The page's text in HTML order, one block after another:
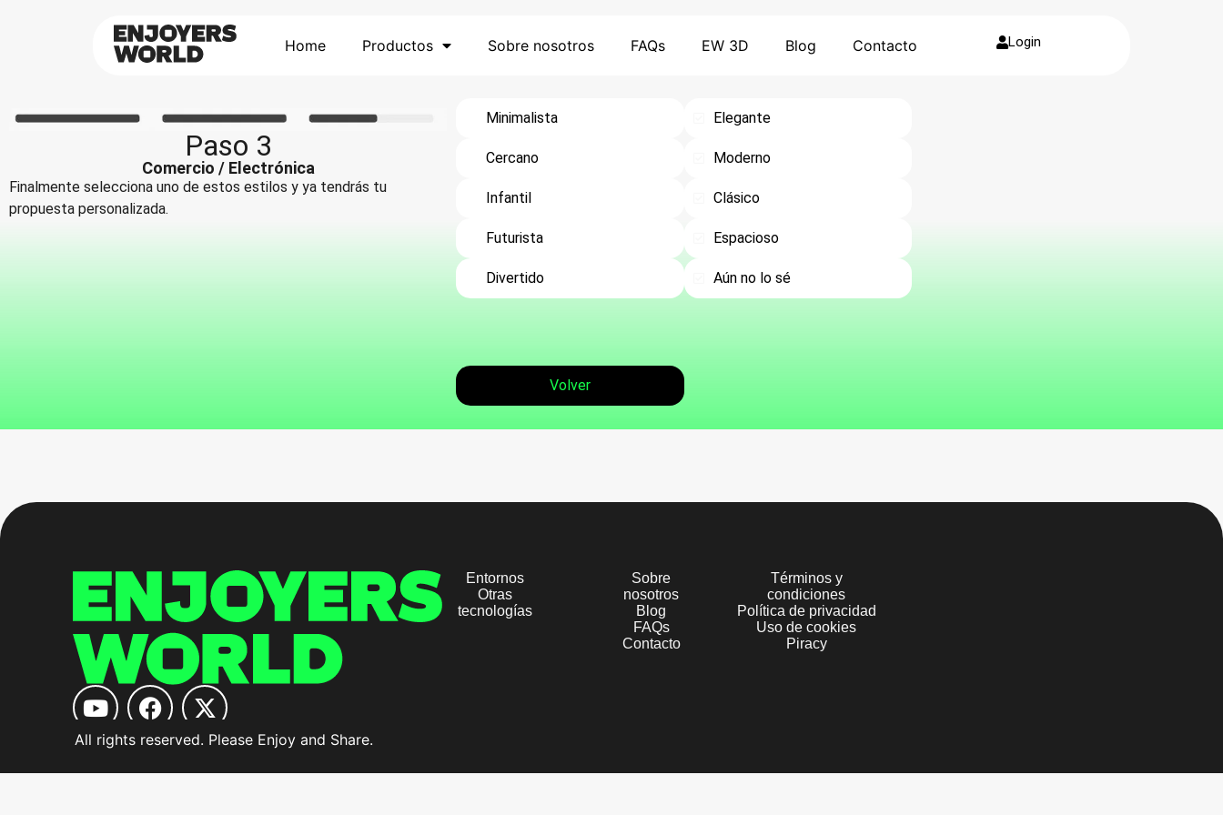
Home Productos Sobre nosotros FAQs EW 3D Blog Contacto Login
Paso 3
Comercio / Electrónica
Finalmente selecciona uno de estos estilos y ya tendrás tu
propuesta personalizada.
Minimalista
Cercano
Infantil
Futurista
Divertido
Volver
Elegante
Moderno
Clásico
Espacioso
Aún no lo sé
Entornos
Otras
tecnologías
Sobre
nosotros
Blog
FAQs
Contacto
Términos y
condiciones
Política de privacidad
Uso de cookies
Piracy
All rights reserved. Please Enjoy and Share.